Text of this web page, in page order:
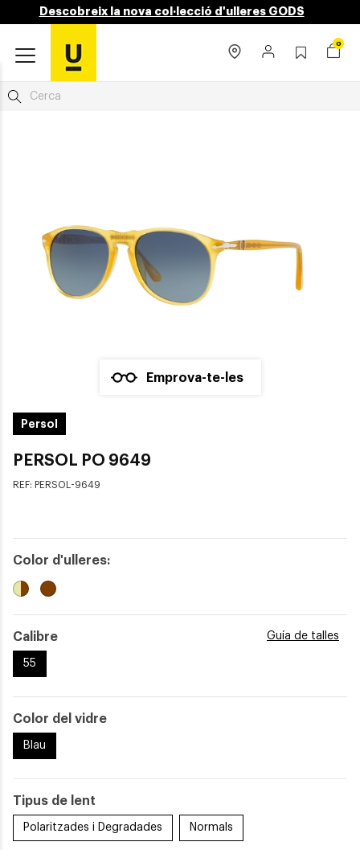
Descobreix la nova col·lecció d'ulleres GODS
0
Emprova-te-les
Persol
PERSOL PO 9649
REF: PERSOL-9649
Color d'ulleres:
Guía de talles
Calibre
55
Color del vidre
Blau
Tipus de lent
Polaritzades i Degradades Normals